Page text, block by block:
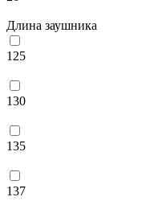
Длина заушника
125
130
135
137